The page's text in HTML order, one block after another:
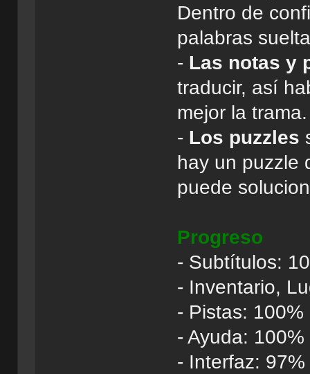
Dentro de
palabras
- Las notas y
traducir, así
mejor la trama.
- Los puzzles
hay un puzzle
puede
Progreso
- Subtítulos:
- Inventario,
- Pistas: 100%
- Ayuda: 100%
- Interfaz: 97%